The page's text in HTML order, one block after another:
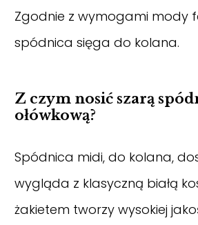
Zgodnie z wymogami mody
spódnica sięga do kolana.
Z czym nosić szarą
ołówkową?
Spódnica midi, do kolana,
wygląda z klasyczną białą
żakietem tworzy wysokiej